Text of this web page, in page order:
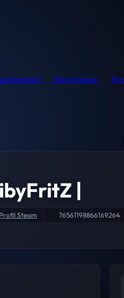
Skinchanger
|
Profil Steam 76561198866169264